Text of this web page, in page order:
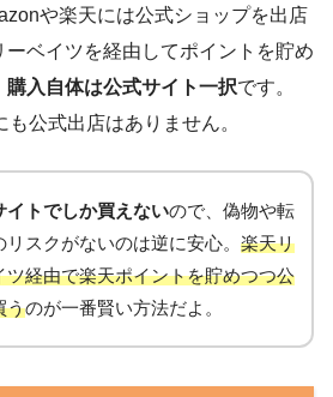
や楽天には公式ショップを出店
ーベイツを経由してポイントを貯め
購入自体は公式サイト一択です。
公式出店はありません。
イトでしか買えないので、偽物や転
リスクがないのは逆に安心。 楽天リ
ツ経由で楽天ポイントを貯めつつ公
うのが一番賢い方法だよ。